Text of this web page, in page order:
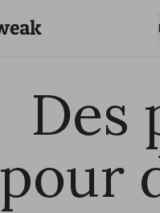
Des
pour